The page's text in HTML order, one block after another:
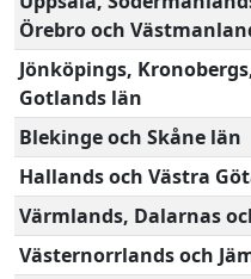
Örebro och
Jönköpings,
Gotlands län
Blekinge och Skåne län
Hallands och Västra
Värmlands, Dalarnas
Västernorrlands och